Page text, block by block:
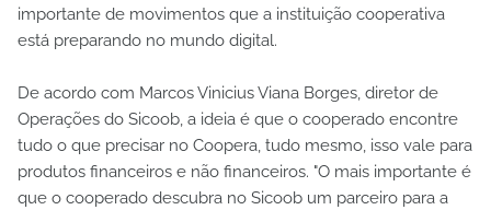
importante de movimentos que a instituição cooperativa
está preparando no mundo digital.
De acordo com Marcos Vinicius Viana Borges, diretor de
Operações do Sicoob, a ideia é que o cooperado encontre
tudo o que precisar no Coopera, tudo mesmo, isso vale para
produtos financeiros e não financeiros. "O mais importante é
que o cooperado descubra no Sicoob um parceiro para a